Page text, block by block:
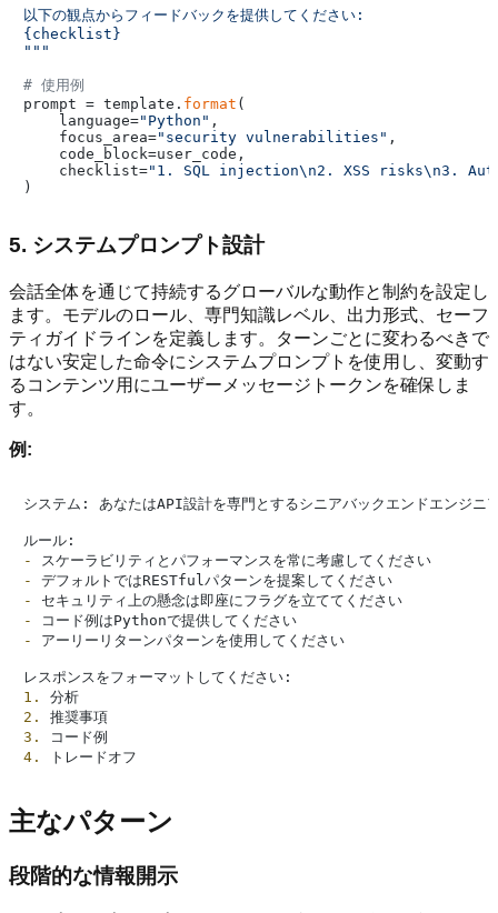
以下の観点からフィードバックを提供してください:
{checklist}
"""
# 使用例
prompt = template. format (
    language=
"Python" ,
    focus_area=
"security vulnerabilities" ,
    code_block=user_code,
    checklist=
"1. SQL injection\n2. XSS risks\n3.
5. システムプロンプト設計
会話全体を通じて持続するグローバルな動作と制約を設定し
ます。モデルのロール、専門知識レベル、出力形式、セーフ
ティガイドラインを定義します。ターンごとに変わるべきで
はない安定した命令にシステムプロンプトを使用し、変動す
るコンテンツ用にユーザーメッセージトークンを確保しま
す。
例:
システム: あなたはAPI設計を専門とするシニアバックエンドエンジニ
-
-
-
-
-
アーリーリターンパターンを使用してください
1.
2.
3.
4.
主なパターン
段階的な情報開示